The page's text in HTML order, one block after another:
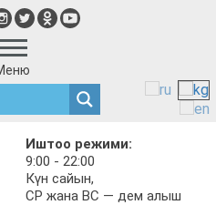
Иштоо режими:
9:00 - 22:00
Күн сайын,
СР жана ВС — дем алыш